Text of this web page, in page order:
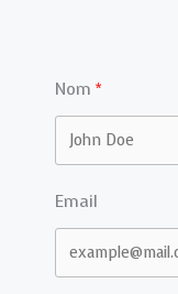
Nom
Email